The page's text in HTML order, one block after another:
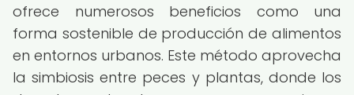
ofrece numerosos beneficios como una
forma sostenible de producción de alimentos
en entornos urbanos. Este método aprovecha
la simbiosis entre peces y plantas, donde los